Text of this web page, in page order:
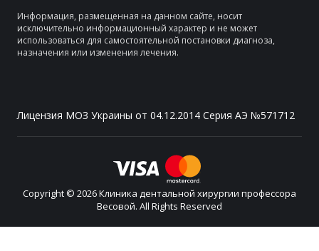
Информация, размещенная на данном сайте, носит
исключительно информационный характер и не может
использоваться для самостоятельной постановки диагноза,
назначения или изменения лечения.
Лицензия МОЗ Украины от 04.12.2014 Серия АЭ №571712
Copyright © 2026 Клиника дентальной хирургии профессора
Весовой. All Rights Reserved